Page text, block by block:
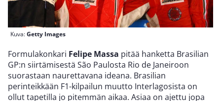
Kuva:Getty Images
Formulakonkari Felipe Massa pitää hanketta Brasilian
GP:n siirtämisestä São Paulosta Rio de Janeiroon
suorastaan naurettavana ideana. Brasilian
perinteikkään F1-kilpailun muutto Interlagosista on
ollut tapetilla jo pitemmän aikaa. Asiaa on ajettu jopa